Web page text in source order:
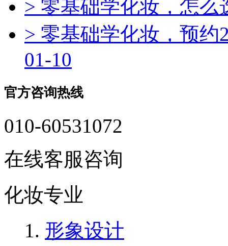
> 零基础学化妆，怎
> 零基础学化妆，预
01-10
官方咨询热线
010-60531072
在线客服咨询
化妆专业
形象设计